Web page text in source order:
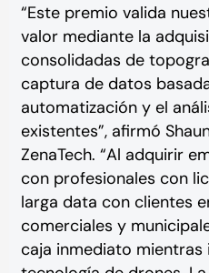
“Este premio valida
valor mediante la
consolidadas de
captura de datos
automatización y el
existentes”, afirmó
ZenaTech. “Al adquirir
con profesionales con
larga data con clientes
comerciales y
caja inmediato mientras